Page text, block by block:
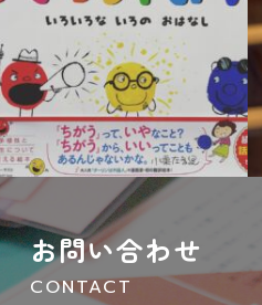
9月 21
お問い合わせ
CONTACT